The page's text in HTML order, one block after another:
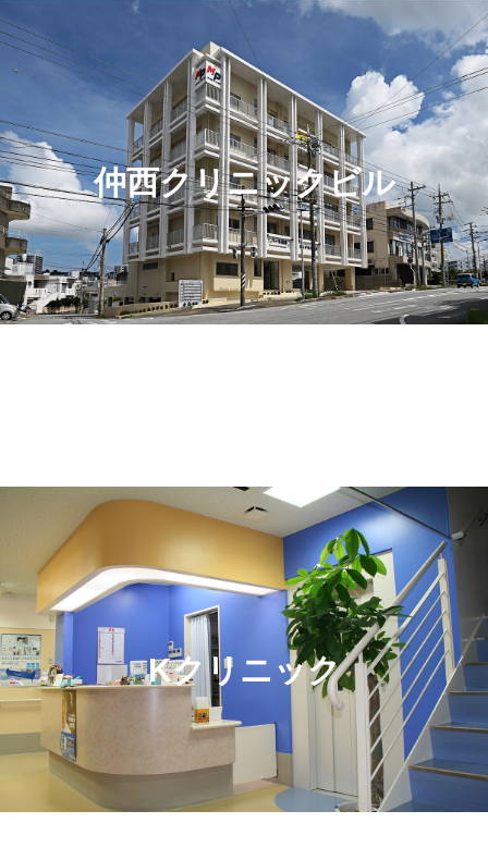
仲西クリニックビル
Kクリニック